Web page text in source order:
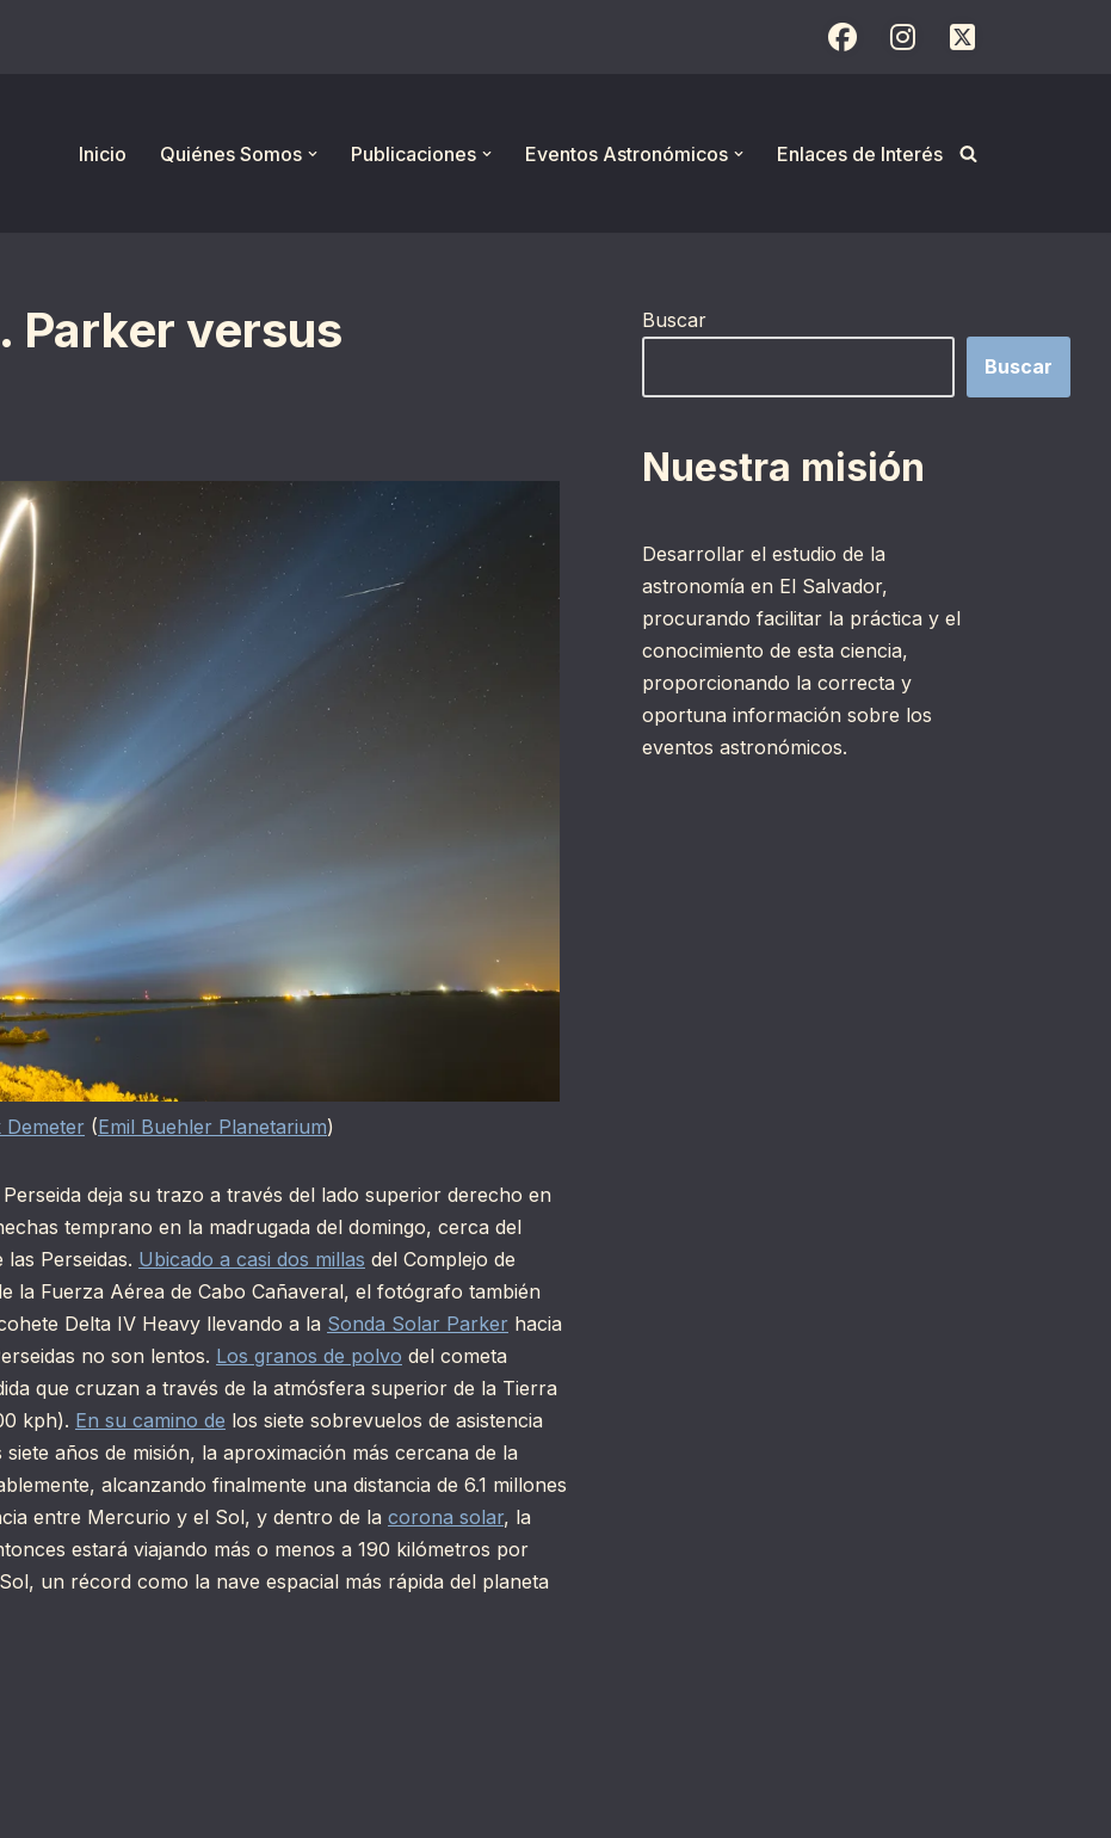
Inicio
Quiénes Somos Publicaciones Eventos Astronómicos Enlaces de Interés
Parker versus
Demeter (Emil Buehler Planetarium)
deja su trazo a través del lado superior derecho en
temprano en la madrugada del domingo, cerca del
Perseidas. Ubicado a casi dos millas del Complejo de
la Fuerza Aérea de Cabo Cañaveral, el fotógrafo también
Delta IV Heavy llevando a la Sonda Solar Parker hacia
no son lentos. Los granos de polvo del cometa
que cruzan a través de la atmósfera superior de la Tierra
kph). En su camino de los siete sobrevuelos de asistencia
años de misión, la aproximación más cercana de la
alcanzando finalmente una distancia de 6.1 millones
entre Mercurio y el Sol, y dentro de la corona solar, la
estará viajando más o menos a 190 kilómetros por
un récord como la nave espacial más rápida del planeta
Buscar
Buscar
Nuestra misión
Desarrollar el estudio de la
astronomía en El Salvador,
procurando facilitar la práctica y el
conocimiento de esta ciencia,
proporcionando la correcta y
oportuna información sobre los
eventos astronómicos.